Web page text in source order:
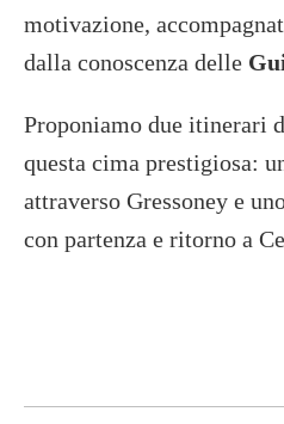
motivazione,
dalla conoscenza delle
Proponiamo due itinerari
questa cima prestigiosa:
attraverso Gressoney e
con partenza e ritorno a